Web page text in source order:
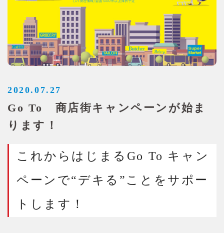
2020.07.27
Go To 商店街キャンペーンが始ま
ります！
これからはじまるGo To キャン
ペーンで“デキる”ことをサポー
トします！